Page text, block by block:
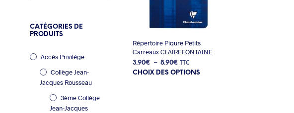
CATÉGORIES DE
PRODUITS
Accès Privilége
Collège Jean-
Jacques Rousseau
3ème Collège
Jean-Jacques
Répertoire Piqure Petits
Carreaux CLAIREFONTAINE
3.90€ – 8.90€ Plage
de
TTC
CHOIX DES OPTIONSCe